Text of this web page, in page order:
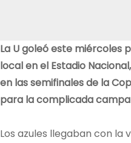
La U goleó este miércoles
local en el Estadio
en las semifinales de la
para la complicada
Los azules llegaban con la